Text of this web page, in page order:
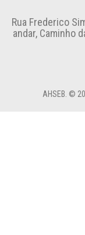
Rua Frederico
andar, Caminho
AHSEB. ©